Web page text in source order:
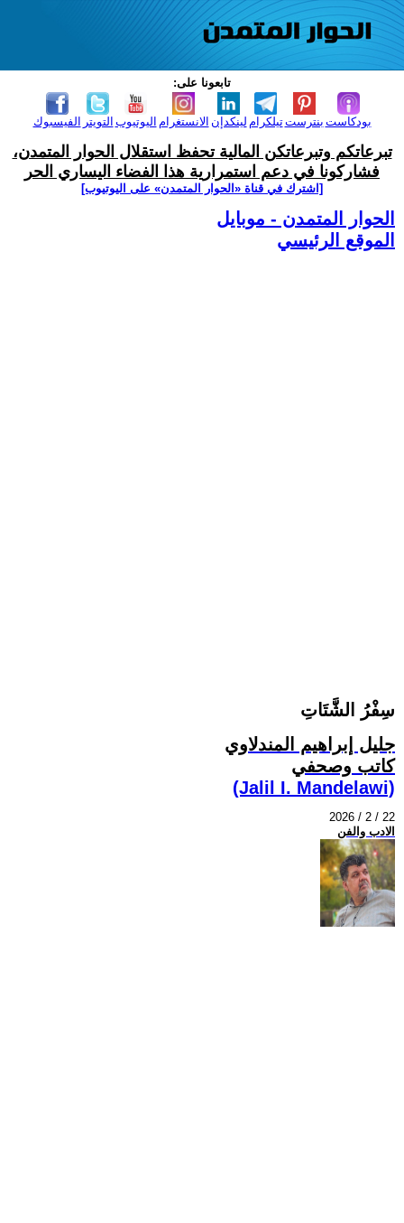
تابعونا على:
الفيسبوك التويتر اليوتيوب الانستغرام لينكدإن تيلكرامبنترست بودكاست
تبرعاتكم وتبرعاتكن المالية تحفظ استقلال الحوار المتمدن،
فشاركونا في دعم استمرارية هذا الفضاء اليساري الحر
[اشترك في قناة ‫«الحوار المتمدن» على اليوتيوب]
الحوار المتمدن - موبايل
الموقع الرئيسي
سِفْرُ الشَّتَاتِ
جليل إبراهيم المندلاوي
كاتب وصحفي
(Jalil I. Mandelawi)
2026 / 2 / 22
الادب والفن